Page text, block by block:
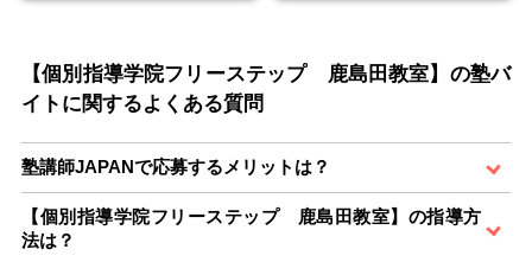
【個別指導学院フリーステップ 鹿島田教室】の塾バ
イトに関するよくある質問
塾講師JAPANで応募するメリットは？
【個別指導学院フリーステップ 鹿島田教室】の指導方
法は？